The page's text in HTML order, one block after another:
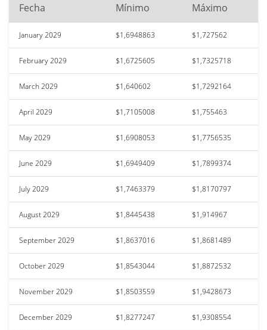
Fecha Mínimo Máximo
January 2029 $1,6948863 $1,727562
February 2029 $1,6725605 $1,7325718
March 2029 $1,640602 $1,7292164
April 2029 $1,7105008 $1,755463
May 2029 $1,6908053 $1,7756535
June 2029 $1,6949409 $1,7899374
July 2029 $1,7463379 $1,8170797
August 2029 $1,8445438 $1,914967
September 2029 $1,8637016 $1,8681489
October 2029 $1,8543044 $1,8872532
November 2029 $1,8503559 $1,9428673
December 2029 $1,8277247 $1,9308554